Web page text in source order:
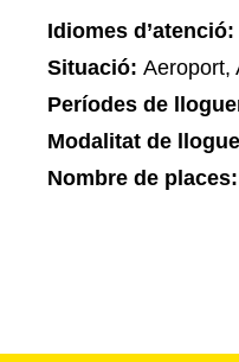
Idiomes d’atenció:
Situació: Aeroport,
Períodes de
Modalitat de
Nombre de places: